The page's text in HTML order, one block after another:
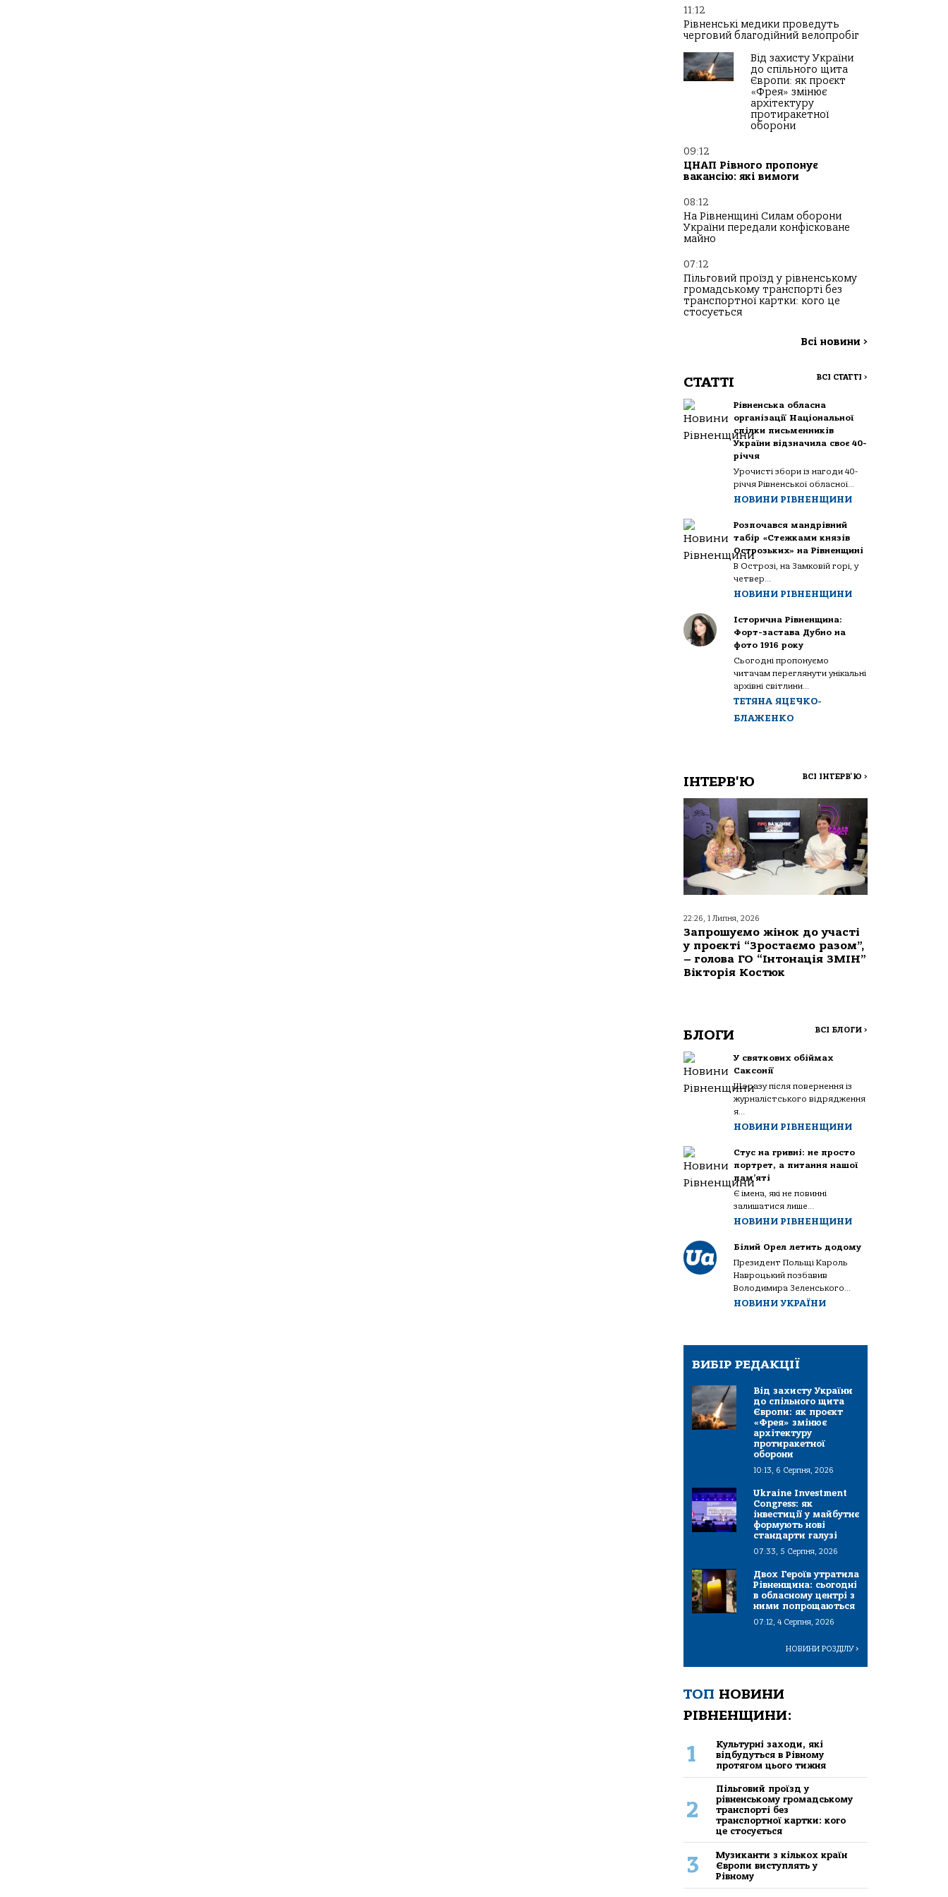
11:12
Рівненські медики проведуть
черговий благодійний велопробіг
Від захисту України
до спільного щита
Європи: як проєкт
«Фрея» змінює
архітектуру
протиракетної
оборони
09:12
ЦНАП Рівного пропонує
вакансію: які вимоги
08:12
На Рівненщині Силам оборони
України передали конфісковане
майно
07:12
Пільговий проїзд у рівненському
громадському транспорті без
транспортної картки: кого це
стосується
Всі новини >
СТАТТІ ВСІ СТАТТІ >
Рівненська обласна
організації Національної
спілки письменників
України відзначила своє 40-
річчя
Урочисті збори із нагоди 40-
річчя Рівненської обласної...
НОВИНИ РІВНЕНЩИНИ
Розпочався мандрівний
табір «Стежками князів
Острозьких» на Рівненщині
В Острозі, на Замковій горі, у
четвер...
НОВИНИ РІВНЕНЩИНИ
Історична Рівненщина:
Форт-застава Дубно на
фото 1916 року
Сьогодні пропонуємо
читачам переглянути унікальні
архівні світлини...
ТЕТЯНА ЯЦЕЧКО-
БЛАЖЕНКО
ІНТЕРВ'Ю ВСІ ІНТЕРВ'Ю >
22:26, 1 Липня, 2026
Запрошуємо жінок до участі
у проєкті “Зростаємо разом”,
– голова ГО “Інтонація ЗМІН”
Вікторія Костюк
БЛОГИ ВСІ БЛОГИ >
У святкових обіймах
Саксонії
Щоразу після повернення із
журналістського відрядження
я...
НОВИНИ РІВНЕНЩИНИ
Стус на гривні: не просто
портрет, а питання нашої
пам’яті
Є імена, які не повинні
залишатися лише...
НОВИНИ РІВНЕНЩИНИ
Білий Орел летить додому
Президент Польщі Кароль
Навроцький позбавив
Володимира Зеленського...
НОВИНИ УКРАЇНИ
ВИБІР РЕДАКЦІЇ
Від захисту України
до спільного щита
Європи: як проєкт
«Фрея» змінює
архітектуру
протиракетної
оборони
10:13, 6 Серпня, 2026
Ukraine Investment
Congress: як
інвестиції у майбутнє
формують нові
стандарти галузі
07:33, 5 Серпня, 2026
Двох Героїв утратила
Рівненщина: сьогодні
в обласному центрі з
ними попрощаються
07:12, 4 Серпня, 2026
НОВИНИ РОЗДІЛУ>
ТОП НОВИНИ
РІВНЕНЩИНИ:
1
Культурні заходи, які
відбудуться в Рівному
протягом цього тижня
2
Пільговий проїзд у
рівненському громадському
транспорті без
транспортної картки: кого
це стосується
3
Музиканти з кількох країн
Європи виступлять у
Рівному